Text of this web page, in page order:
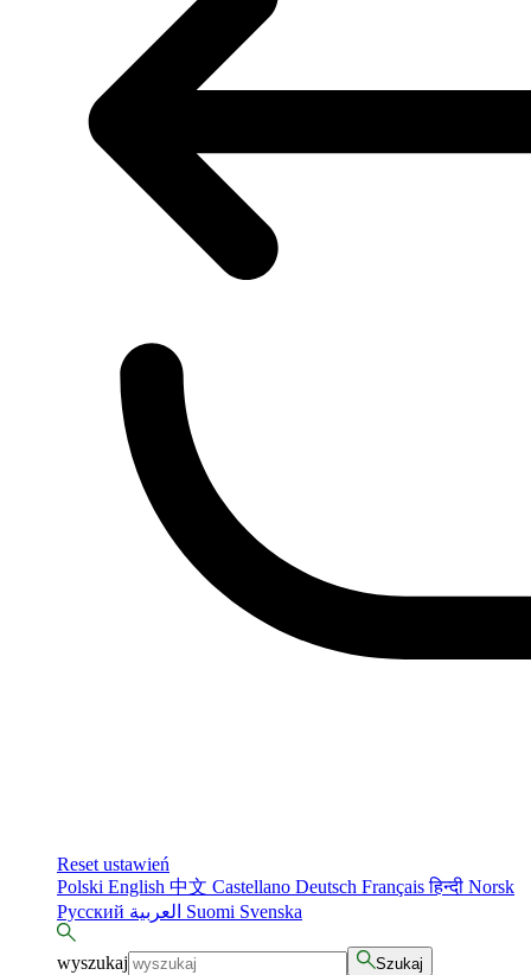
Reset ustawień
Polski English 中文 Castellano Deutsch Françaisहिन्दी Norsk
Русский
Suomi Svenska
wyszukaj Szukaj